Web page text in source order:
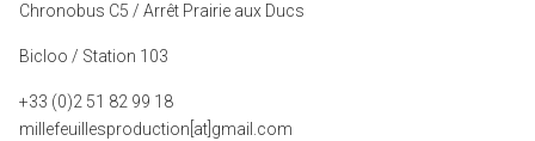
Chronobus C5 / Arrêt Prairie aux Ducs
Bicloo / Station 103
+33 (0)2 51 82 99 18
millefeuillesproduction[at]gmail.com